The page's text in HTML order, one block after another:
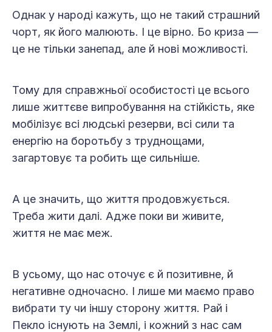
Однак у народі кажуть, що не такий страшний
чорт, як його малюють. І це вірно. Бо криза —
це не тільки занепад, але й нові можливості.
Тому для справжньої особистості це всього
лише життєве випробування на стійкість, яке
мобілізує всі людські резерви, всі сили та
енергію на боротьбу з труднощами,
загартовує та робить ще сильніше.
А це значить, що життя продовжується.
Треба жити далі. Адже поки ви живите,
життя не має меж.
В усьому, що нас оточує є й позитивне, й
негативне одночасно. І лише ми маємо право
вибрати ту чи іншу сторону життя. Рай і
Пекло існують на Землі, і кожний з нас сам